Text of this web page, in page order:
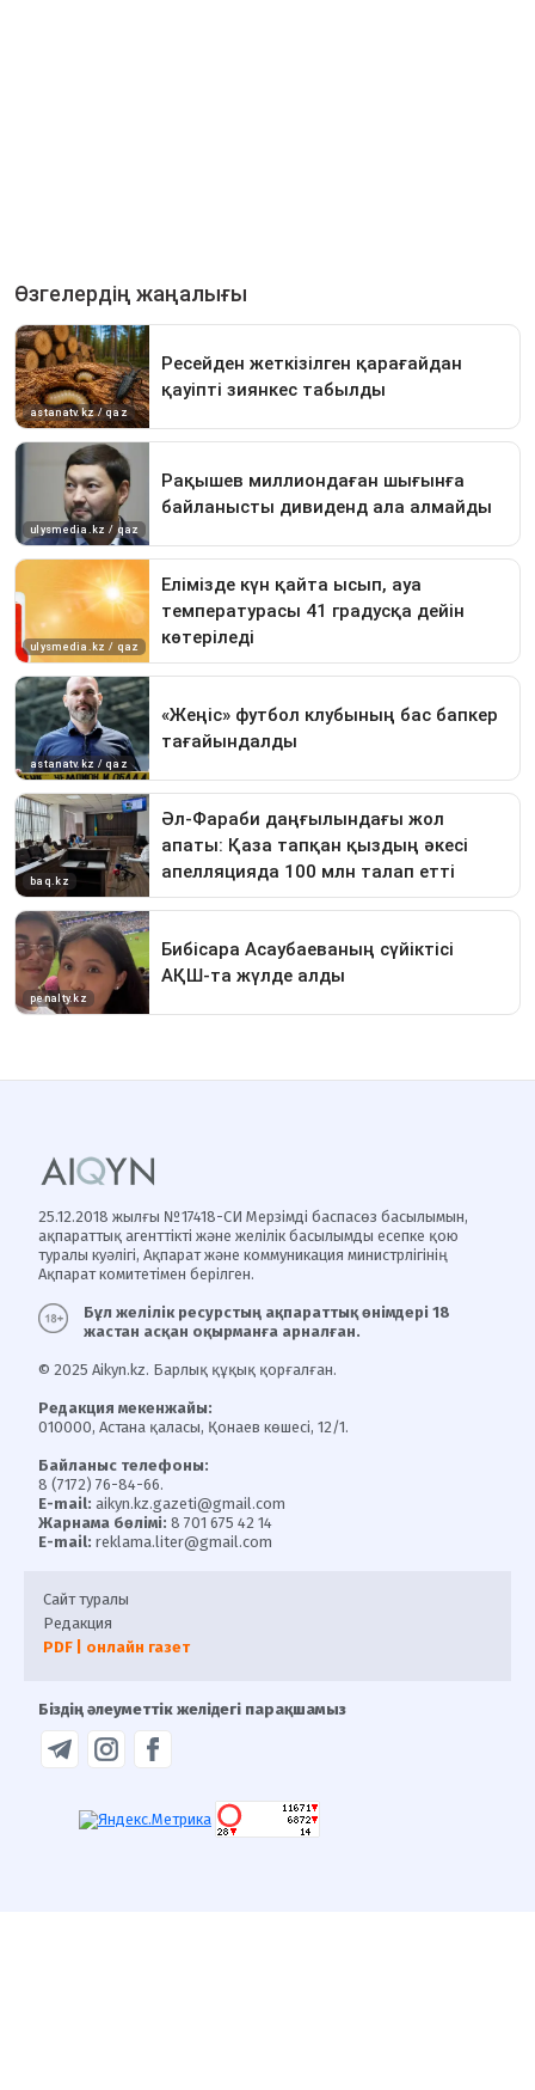
25.12.2018 жылғы №17418-СИ Мерзімді баспасөз басылымын,
ақпараттық агенттікті және желілік басылымды есепке қою
туралы куәлігі, Ақпарат және коммуникация министрлігінің
Ақпарат комитетімен берілген.
Бұл желілік ресурстың ақпараттық өнімдері 18
жастан асқан оқырманға арналған.
© 2025 Aikyn.kz. Барлық құқық қорғалған.
Редакция мекенжайы:
010000, Астана қаласы, Қонаев көшесі, 12/1.
Байланыс телефоны:
8 (7172) 76-84-66.
E-mail: aikyn.kz.gazeti@gmail.com
Жарнама бөлімі: 8 701 675 42 14
E-mail: reklama.liter@gmail.com
Сайт туралы
Редакция
PDF | онлайн газет
Біздің әлеуметтік желідегі парақшамыз